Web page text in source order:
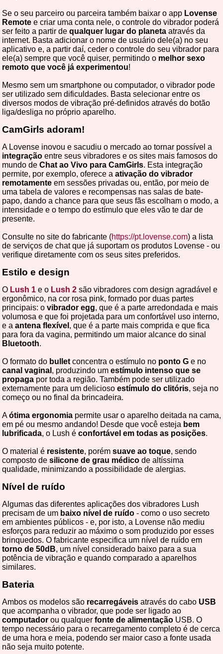
Se o seu parceiro ou parceira também baixar o app Lovense
Remote e criar uma conta nele, o controle do vibrador poderá
ser feito a partir de qualquer lugar do planeta através da
internet. Basta adicionar o nome de usuário dele(a) no seu
aplicativo e, a partir daí, ceder o controle do seu vibrador para
ele(a) sempre que você quiser, permitindo o melhor sexo
remoto que você já experimentou!
Mesmo sem um smartphone ou computador, o vibrador pode
ser utilizado sem dificuldades. Basta selecionar entre os
diversos modos de vibração pré-definidos através do botão
liga/desliga no próprio aparelho.
CamGirls adoram!
A Lovense inovou e sacudiu o mercado ao tornar possível a
integração entre seus vibradores e os sites mais famosos do
mundo de Chat ao Vivo para CamGirls. Esta integração
permite, por exemplo, oferece a ativação do vibrador
remotamente em sessões privadas ou, então, por meio de
uma tabela de valores e recompensas nas salas de bate-
papo, dando a chance para que seus fãs escolham o modo, a
intensidade e o tempo do estímulo que eles vão te dar de
presente.
Consulte no site do fabricante (https://pt.lovense.com) a lista
de serviços de chat que já suportam os produtos Lovense - ou
verifique diretamente com os seus sites preferidos.
Estilo e design
O Lush 1 e o Lush 2 são vibradores com design agradável e
ergonômico, na cor rosa pink, formado por duas partes
principais: o vibrador egg, que é a parte arredondada e mais
volumosa e que foi projetada para um confortável uso interno,
e a antena flexível , que é a parte mais comprida e que fica
para fora da vagina, permitindo um maior alcance do sinal
Bluetooth.
O formato do bullet concentra o estímulo no ponto G e no
canal vaginal , produzindo um estímulo intenso que se
propaga por toda a região. Também pode ser utilizado
externamente para um delicioso estímulo do clitóris, seja no
começo ou no final da brincadeira.
Aótima ergonomia permite usar o aparelho deitada na cama,
em pé ou mesmo andando! Desde que você esteja bem
lubrificada, o Lush é confortável em todas as posições.
O material é resistente, porém suave ao toque, sendo
composto de silicone de grau médico de altíssima
qualidade, minimizando a possibilidade de alergias.
Nível de ruído
Algumas das diferentes aplicações dos vibradores Lush
precisam de um baixo nível de ruído - como o uso secreto
em ambientes públicos - e, por isto, a Lovense não mediu
esforços para reduzir ao máximo o som produzido por esses
brinquedos. O fabricante especifica um nível de ruído em
torno de 50dB, um nível considerado baixo para a sua
potência de vibração e quando comparado a aparelhos
similares.
Bateria
Ambos os modelos são recarregáveis através do cabo USB
que acompanha o vibrador, que pode ser ligado ao
computador ou qualquer fonte de alimentação USB. O
tempo necessário para o recarregamento completo é de cerca
de uma hora e meia, podendo ser maior caso a fonte usada
não seja muito potente.